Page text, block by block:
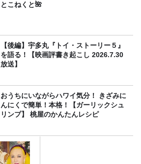
とこねくと🌺
【後編】宇多丸『トイ・ストーリー５』
を語る！【映画評書き起こし 2026.7.30
放送】
おうちにいながらハワイ気分！ きざみに
んにくで簡単！本格！【ガーリックシュ
リンプ】 桃屋のかんたんレシピ